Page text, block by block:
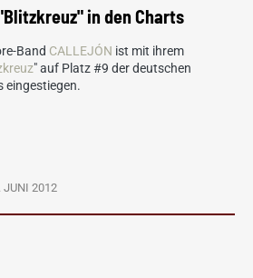
in den Charts
Band CALLEJÓN ist mit ihrem
" auf Platz #9 der deutschen
eingestiegen.
JUNI 2012